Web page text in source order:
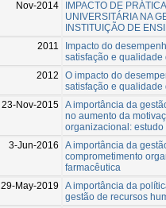
Nov-2014
IMPACTO DE
UNIVERSITÁRIA NA
INSTITUIÇÃO DE
2011
Impacto do
satisfação e qualidade
2012
O impacto do
satisfação e qualidade
23-Nov-2015 A importância da
no aumento da
organizacional: estudo
3-Jun-2016
A importância da
comprometimento
farmacêutica
29-May-2019
A importância da
gestão de recursos